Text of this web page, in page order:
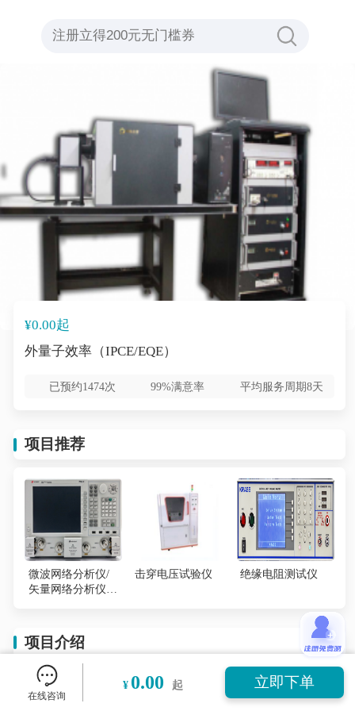
在线咨询
¥ 0.00 起 立即下单
¥0.00起
外量子效率（IPCE/EQE）
已预约1474次 99%满意率 平均服务周期8天
项目推荐
微波网络分析仪/
矢量网络分析仪
击穿电压试验仪 绝缘电阻测试仪
项目介绍
外量子效率（称EQE或IPCE）
，指的是器件表面对
全部入射光子中被转化为可收集电子或外发光子所